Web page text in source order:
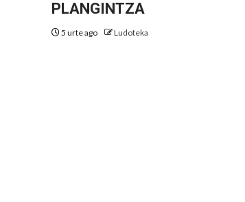
PLANGINTZA
5 urte ago Ludoteka